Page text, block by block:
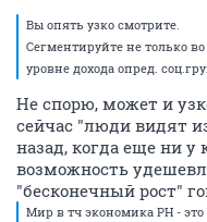
Вы опять узко смотрите.
Сегментируйте не только
уровне дохода опред.
Не спорю, может и
сейчас "люди видят
назад, когда еще ни
возможность
"бесконечный рост"
Мир в тч экономика РН -